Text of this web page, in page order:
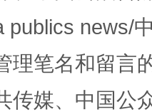
publics news/
理笔名和留言
传媒、中国公